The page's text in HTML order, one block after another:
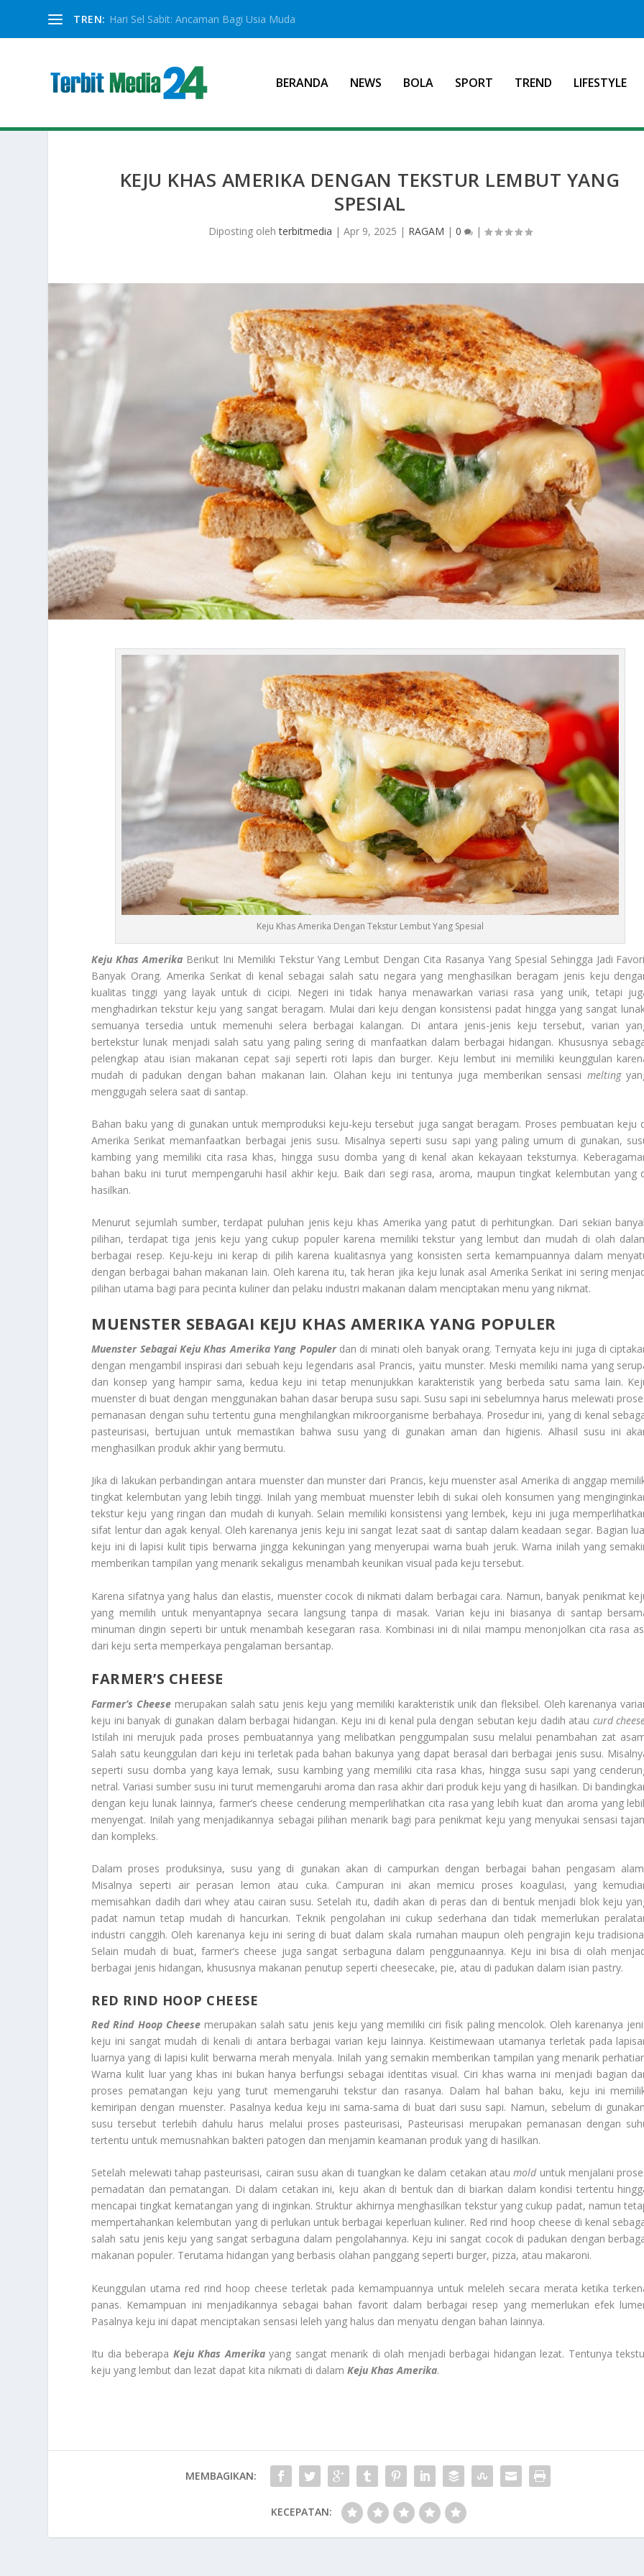
TREN: Hari Sel Sabit: Ancaman Bagi Usia Muda
BERANDA NEWS BOLA SPORT TREND LIFESTYLE
KEJU KHAS AMERIKA DENGAN TEKSTUR LEMBUT YANG
SPESIAL
Diposting olehterbitmedia | Apr 9, 2025 | RAGAM | 0 |
Keju Khas Amerika Dengan Tekstur Lembut Yang Spesial
Keju Khas AmerikaBerikut Ini Memiliki Tekstur Yang Lembut Dengan Cita Rasanya Yang Spesial Sehingga Jadi
Banyak Orang. Amerika Serikat di kenal sebagai salah satu negara yang menghasilkan beragam jenis keju
kualitas tinggi yang layak untuk di cicipi. Negeri ini tidak hanya menawarkan variasi rasa yang unik, tetapi
menghadirkan tekstur keju yang sangat beragam. Mulai dari keju dengan konsistensi padat hingga yang sangat
semuanya tersedia untuk memenuhi selera berbagai kalangan. Di antara jenis-jenis keju tersebut, varian
bertekstur lunak menjadi salah satu yang paling sering di manfaatkan dalam berbagai hidangan. Khususnya
pelengkap atau isian makanan cepat saji seperti roti lapis dan burger. Keju lembut ini memiliki keunggulan
mudah di padukan dengan bahan makanan lain. Olahan keju ini tentunya juga memberikan sensasi melting
menggugah selera saat di santap.
Bahan baku yang di gunakan untuk memproduksi keju-keju tersebut juga sangat beragam. Proses pembuatan keju
Amerika Serikat memanfaatkan berbagai jenis susu. Misalnya seperti susu sapi yang paling umum di gunakan,
kambing yang memiliki cita rasa khas, hingga susu domba yang di kenal akan kekayaan teksturnya.
bahan baku ini turut mempengaruhi hasil akhir keju. Baik dari segi rasa, aroma, maupun tingkat kelembutan yang
hasilkan.
Menurut sejumlah sumber, terdapat puluhan jenis keju khas Amerika yang patut di perhitungkan. Dari sekian
pilihan, terdapat tiga jenis keju yang cukup populer karena memiliki tekstur yang lembut dan mudah di olah
berbagai resep. Keju-keju ini kerap di pilih karena kualitasnya yang konsisten serta kemampuannya dalam
dengan berbagai bahan makanan lain. Oleh karena itu, tak heran jika keju lunak asal Amerika Serikat ini sering
pilihan utama bagi para pecinta kuliner dan pelaku industri makanan dalam menciptakan menu yang nikmat.
MUENSTER SEBAGAI KEJU KHAS AMERIKA YANG POPULER
Muenster Sebagai Keju Khas Amerika Yang Populerdan di minati oleh banyak orang. Ternyata keju ini juga di
dengan mengambil inspirasi dari sebuah keju legendaris asal Prancis, yaitu munster. Meski memiliki nama yang
dan konsep yang hampir sama, kedua keju ini tetap menunjukkan karakteristik yang berbeda satu sama lain.
muenster di buat dengan menggunakan bahan dasar berupa susu sapi. Susu sapi ini sebelumnya harus melewati
pemanasan dengan suhu tertentu guna menghilangkan mikroorganisme berbahaya. Prosedur ini, yang di kenal
pasteurisasi, bertujuan untuk memastikan bahwa susu yang di gunakan aman dan higienis. Alhasil susu ini
menghasilkan produk akhir yang bermutu.
Jika di lakukan perbandingan antara muenster dan munster dari Prancis, keju muenster asal Amerika di anggap
tingkat kelembutan yang lebih tinggi. Inilah yang membuat muenster lebih di sukai oleh konsumen yang
tekstur keju yang ringan dan mudah di kunyah. Selain memiliki konsistensi yang lembek, keju ini juga
sifat lentur dan agak kenyal. Oleh karenanya jenis keju ini sangat lezat saat di santap dalam keadaan segar. Bagian
keju ini di lapisi kulit tipis berwarna jingga kekuningan yang menyerupai warna buah jeruk. Warna inilah yang
memberikan tampilan yang menarik sekaligus menambah keunikan visual pada keju tersebut.
Karena sifatnya yang halus dan elastis, muenster cocok di nikmati dalam berbagai cara. Namun, banyak penikmat
yang memilih untuk menyantapnya secara langsung tanpa di masak. Varian keju ini biasanya di santap
minuman dingin seperti bir untuk menambah kesegaran rasa. Kombinasi ini di nilai mampu menonjolkan cita rasa
dari keju serta memperkaya pengalaman bersantap.
FARMER’S CHEESE
Farmer’s Cheese merupakan salah satu jenis keju yang memiliki karakteristik unik dan fleksibel. Oleh karenanya
keju ini banyak di gunakan dalam berbagai hidangan. Keju ini di kenal pula dengan sebutan keju dadih atau curd
Istilah ini merujuk pada proses pembuatannya yang melibatkan penggumpalan susu melalui penambahan zat
Salah satu keunggulan dari keju ini terletak pada bahan bakunya yang dapat berasal dari berbagai jenis susu.
seperti susu domba yang kaya lemak, susu kambing yang memiliki cita rasa khas, hingga susu sapi yang
netral. Variasi sumber susu ini turut memengaruhi aroma dan rasa akhir dari produk keju yang di hasilkan. Di
dengan keju lunak lainnya, farmer’s cheese cenderung memperlihatkan cita rasa yang lebih kuat dan aroma yang
menyengat. Inilah yang menjadikannya sebagai pilihan menarik bagi para penikmat keju yang menyukai sensasi
dan kompleks.
Dalam proses produksinya, susu yang di gunakan akan di campurkan dengan berbagai bahan pengasam
Misalnya seperti air perasan lemon atau cuka. Campuran ini akan memicu proses koagulasi, yang
memisahkan dadih dari whey atau cairan susu. Setelah itu, dadih akan di peras dan di bentuk menjadi blok keju
padat namun tetap mudah di hancurkan. Teknik pengolahan ini cukup sederhana dan tidak memerlukan
industri canggih. Oleh karenanya keju ini sering di buat dalam skala rumahan maupun oleh pengrajin keju
Selain mudah di buat, farmer’s cheese juga sangat serbaguna dalam penggunaannya. Keju ini bisa di olah
berbagai jenis hidangan, khususnya makanan penutup seperti cheesecake, pie, atau di padukan dalam isian pastry.
RED RIND HOOP CHEESE
Red Rind Hoop Cheesemerupakan salah satu jenis keju yang memiliki ciri fisik paling mencolok. Oleh karenanya
keju ini sangat mudah di kenali di antara berbagai varian keju lainnya. Keistimewaan utamanya terletak pada
luarnya yang di lapisi kulit berwarna merah menyala. Inilah yang semakin memberikan tampilan yang menarik
Warna kulit luar yang khas ini bukan hanya berfungsi sebagai identitas visual. Ciri khas warna ini menjadi bagian
proses pematangan keju yang turut memengaruhi tekstur dan rasanya. Dalam hal bahan baku, keju ini
kemiripan dengan muenster. Pasalnya kedua keju ini sama-sama di buat dari susu sapi. Namun, sebelum di
susu tersebut terlebih dahulu harus melalui proses pasteurisasi, Pasteurisasi merupakan pemanasan dengan
tertentu untuk memusnahkan bakteri patogen dan menjamin keamanan produk yang di hasilkan.
Setelah melewati tahap pasteurisasi, cairan susu akan di tuangkan ke dalam cetakan ataumolduntuk menjalani
pemadatan dan pematangan. Di dalam cetakan ini, keju akan di bentuk dan di biarkan dalam kondisi tertentu
mencapai tingkat kematangan yang di inginkan. Struktur akhirnya menghasilkan tekstur yang cukup padat, namun
mempertahankan kelembutan yang di perlukan untuk berbagai keperluan kuliner. Red rind hoop cheese di kenal
salah satu jenis keju yang sangat serbaguna dalam pengolahannya. Keju ini sangat cocok di padukan dengan
makanan populer. Terutama hidangan yang berbasis olahan panggang seperti burger, pizza, atau makaroni.
Keunggulan utama red rind hoop cheese terletak pada kemampuannya untuk meleleh secara merata ketika
panas. Kemampuan ini menjadikannya sebagai bahan favorit dalam berbagai resep yang memerlukan efek
Pasalnya keju ini dapat menciptakan sensasi leleh yang halus dan menyatu dengan bahan lainnya.
Itu dia beberapa Keju Khas Amerikayang sangat menarik di olah menjadi berbagai hidangan lezat. Tentunya
keju yang lembut dan lezat dapat kita nikmati di dalamKeju Khas Amerika.
MEMBAGIKAN:
KECEPATAN: